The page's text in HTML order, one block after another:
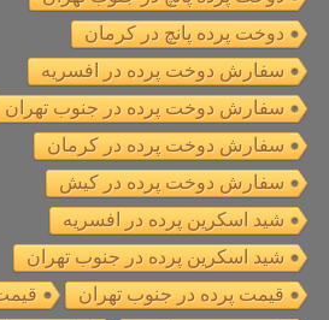
دوخت پرده پانچ در کرمان
سفارش دوخت پرده در افسریه
سفارش دوخت پرده در جنوب تهران
سفارش دوخت پرده در کرمان
سفارش دوخت پرده در کیش
شید اسکرین پرده در افسریه
شید اسکرین پرده در جنوب تهران
قیمت پرده در جنوب تهران